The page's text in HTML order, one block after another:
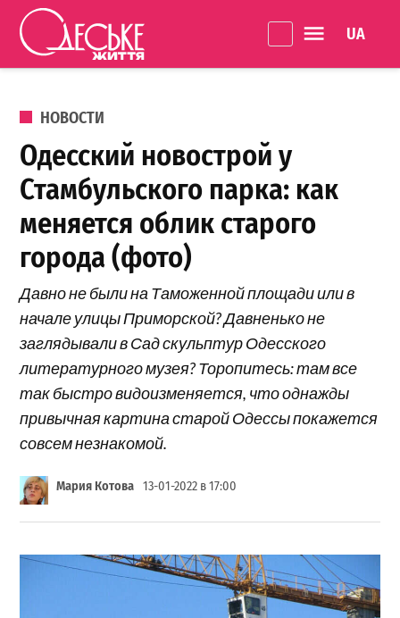
Перейти к содержанию
життя
ОПУБЛИКОВАНО В
НОВОСТИ
Одесский новострой у
Стамбульского парка: как
меняется облик старого
города (фото)
Давно не были на Таможенной площади или в
начале улицы Приморской? Давненько не
заглядывали в Сад скульптур Одесского
литературного музея? Торопитесь: там все
так быстро видоизменяется, что однажды
привычная картина старой Одессы покажется
совсем незнакомой.
Мария Котова 13-01-2022 в 17:00